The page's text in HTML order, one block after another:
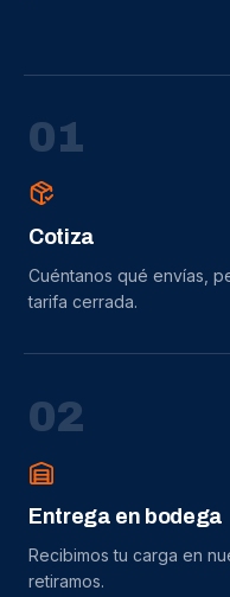
01
Cotiza
Cuéntanos qué envías,
tarifa cerrada.
02
Entrega en bodega
Recibimos tu carga en
retiramos.